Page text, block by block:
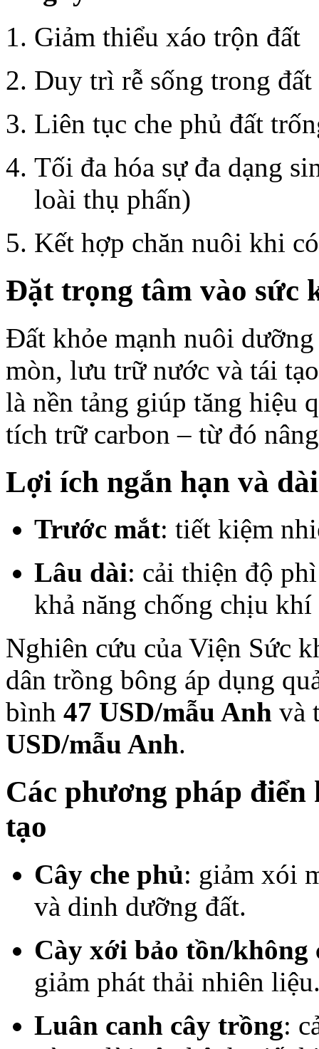
Giảm thiểu xáo trộn đất
Duy trì rễ sống trong đất
Liên tục che phủ đất
Tối đa hóa sự đa dạng
loài thụ phấn)
Kết hợp chăn nuôi khi
Đặt trọng tâm vào sức
Đất khỏe mạnh nuôi
mòn, lưu trữ nước và tái
là nền tảng giúp tăng hiệu
tích trữ carbon – từ đó
Lợi ích ngắn hạn và
Trước mắt: tiết kiệm
Lâu dài: cải thiện độ
khả năng chống chịu khí
Nghiên cứu của Viện Sức
dân trồng bông áp dụng
bình 47 USD/mẫu Anh và
USD/mẫu Anh.
Các phương pháp
tạo
Cây che phủ: giảm xói
và dinh dưỡng đất.
Cày xới bảo tồn/không
giảm phát thải nhiên
Luân canh cây trồng: